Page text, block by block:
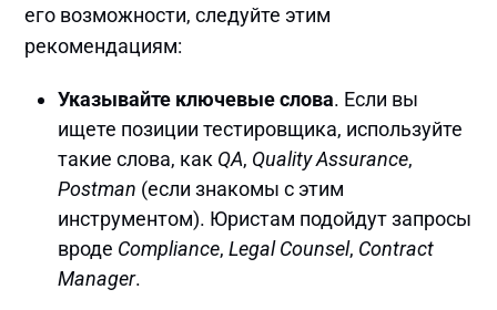
его возможности, следуйте этим
рекомендациям:
Указывайте ключевые слова. Если вы
ищете позиции тестировщика, используйте
такие слова, как QA, Quality Assurance,
Postman (если знакомы с этим
инструментом). Юристам подойдут запросы
вроде Compliance,Legal Counsel, Contract
Manager.